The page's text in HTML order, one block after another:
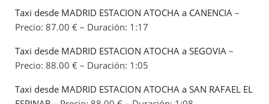
Taxi desde MADRID ESTACION ATOCHA a CANENCIA –
Precio: 87.00 € – Duración: 1:17
Taxi desde MADRID ESTACION ATOCHA a SEGOVIA –
Precio: 88.00 € – Duración: 1:05
Taxi desde MADRID ESTACION ATOCHA a SAN RAFAEL EL